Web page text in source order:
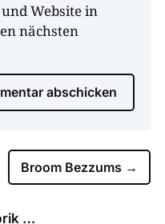
Website in
nächsten
abschicken
Broom Bezzums →
…